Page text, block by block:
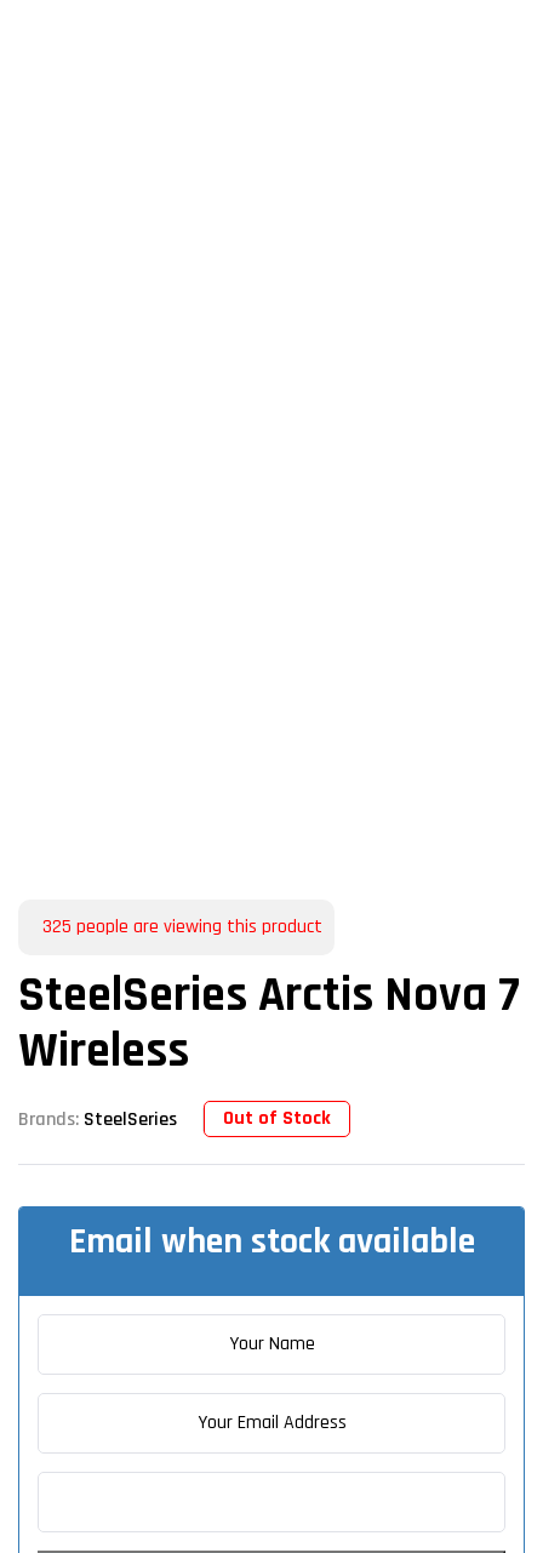
325 people are viewing this product
SteelSeries Arctis Nova 7
Wireless
Brands: SteelSeries Out of Stock
Email when stock available